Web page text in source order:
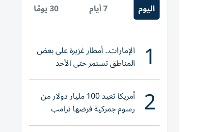
اليوم 7 أيام 30 يومًا
1 الإمارات.. أمطار غزيرة على بعض
المناطق تستمر حتى الأحد
2 أمريكا تعيد 100 مليار دولار من
رسوم جمركية فرضها ترامب